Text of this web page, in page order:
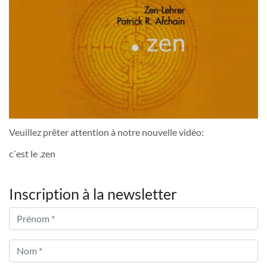
Veuillez prêter attention à notre nouvelle vidéo:
c´est le .zen
Inscription à la newsletter